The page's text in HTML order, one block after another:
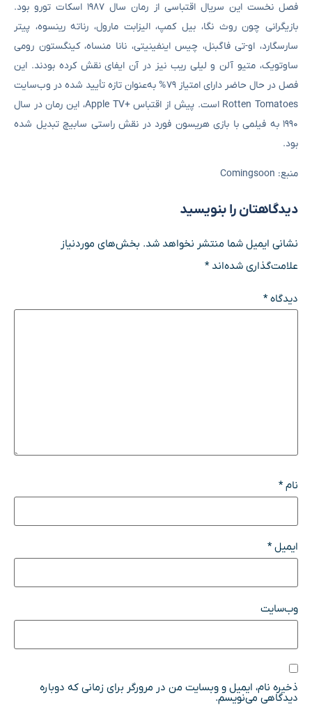
فصل نخست این سریال اقتباسی از رمان سال ۱۹۸۷ اسکات تورو بود.
بازیگرانی چون روث نگا، بیل کمپ، الیزابت مارول، رناته رینسوه، پیتر
سارسگارد، او-تی فاگبنل، چیس اینفینیتی، نانا منساه، کینگستون رومی
ساوتویک، متیو آلن و لیلی ریب نیز در آن ایفای نقش کرده بودند. این
فصل در حال حاضر دارای امتیاز ۷۹% به‌عنوان تازه تأیید شده در وب‌سایت
Rotten Tomatoes است. پیش از اقتباس +Apple TV، این رمان در سال
۱۹۹۰ به فیلمی با بازی هریسون فورد در نقش راستی سابیچ تبدیل شده
بود.
منبع: Comingsoon
دیدگاهتان را بنویسید
نشانی ایمیل شما منتشر نخواهد شد. بخش‌های موردنیاز
علامت‌گذاری شده‌اند*
دیدگاه*
نام*
ایمیل*
وب‌سایت
ذخیره نام، ایمیل و وبسایت من در مرورگر برای زمانی که دوباره
دیدگاهی می‌نویسم.